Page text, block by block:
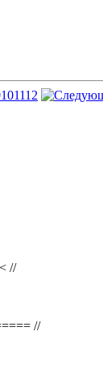
101112
//
//